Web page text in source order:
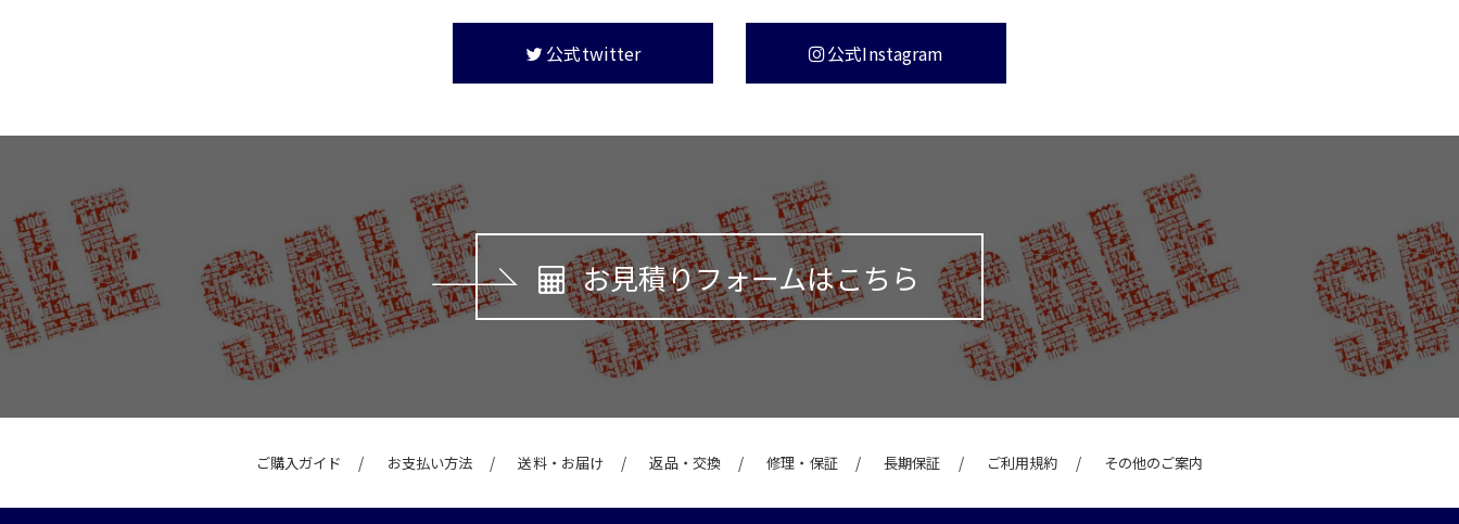
公式twitter 公式Instagram
お見積りフォームはこちら
ご購入ガイド お支払い方法 送料・お届け 返品・交換 修理・保証 長期保証 ご利用規約 その他のご案内